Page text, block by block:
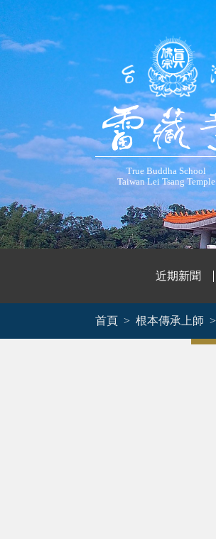
True Buddha School
Taiwan Lei Tsang Temple
近期新聞
首頁 根本傳承上師